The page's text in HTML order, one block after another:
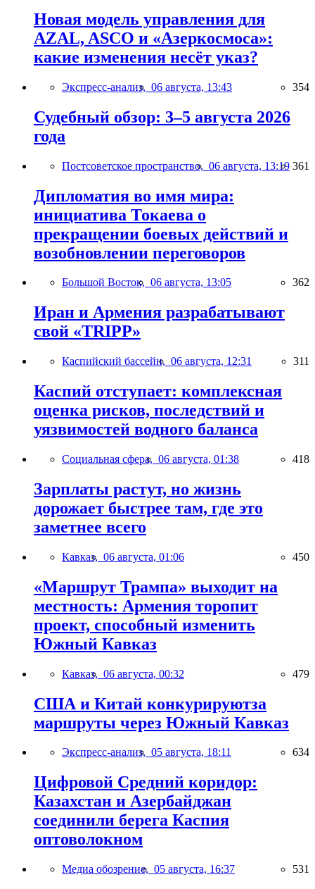
Новая модель управления для
AZAL, ASCO и «Азеркосмоса»:
какие изменения несёт указ?
Экспресс-анализ, 06 августа, 13:43 354
Судебный обзор: 3–5 августа 2026
года
Постсоветское пространство, 06 августа, 13:19 361
Дипломатия во имя мира:
инициатива Токаева о
прекращении боевых действий и
возобновлении переговоров
Большой Восток, 06 августа, 13:05 362
Иран и Армения разрабатывают
свой «TRIPP»
Каспийский бассейн, 06 августа, 12:31 311
Каспий отступает: комплексная
оценка рисков, последствий и
уязвимостей водного баланса
Социальная сфера, 06 августа, 01:38 418
Зарплаты растут, но жизнь
дорожает быстрее там, где это
заметнее всего
Кавказ, 06 августа, 01:06 450
«Маршрут Трампа» выходит на
местность: Армения торопит
проект, способный изменить
Южный Кавказ
Кавказ, 06 августа, 00:32 479
США и Китай конкурируютза
маршруты через Южный Кавказ
Экспресс-анализ, 05 августа, 18:11 634
Цифровой Средний коридор:
Казахстан и Азербайджан
соединили берега Каспия
оптоволокном
Медиа обозрение, 05 августа, 16:37 531